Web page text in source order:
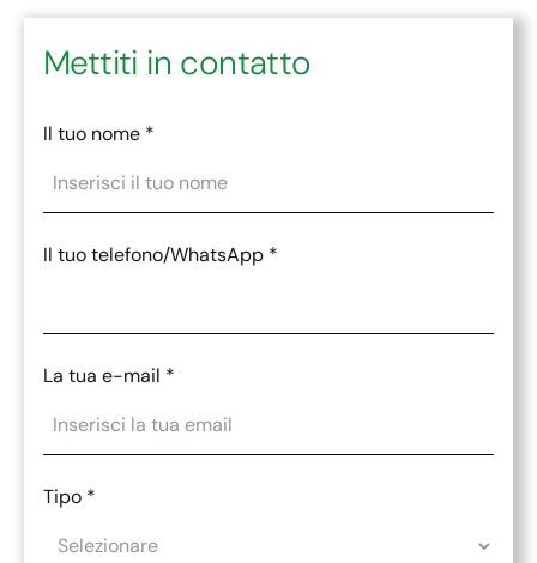
Mettiti in contatto
Il tuo nome *
Il tuo telefono/WhatsApp *
La tua e-mail *
Tipo *